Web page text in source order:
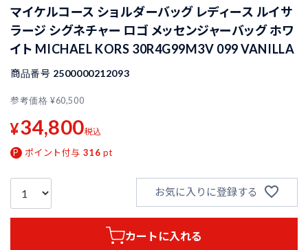
マイケルコース ショルダーバッグ レディース ルイサ
ラージ シグネチャー ロゴ メッセンジャーバッグ ホワ
イト MICHAEL KORS 30R4G99M3V 099 VANILLA
商品番号 2500000212093
参考価格 ¥60,500
¥34,800税込
ポイント付与 316 pt
お気に入りに登録する
カートに入れる